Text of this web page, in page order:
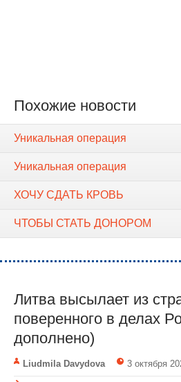
Похожие новости
Уникальная операция
Уникальная операция
ХОЧУ СДАТЬ КРОВЬ
ЧТОБЫ СТАТЬ ДОНОРОМ
Литва высылает из
поверенного в делах
дополнено)
Liudmila Davydova 3 октября